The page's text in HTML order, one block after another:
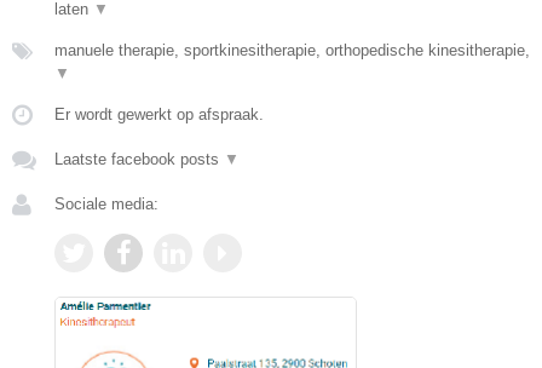
laten ▼
manuele therapie, sportkinesitherapie, orthopedische kinesitherapie,
▼
Er wordt gewerkt op afspraak.
Laatste facebook posts ▼
Sociale media: